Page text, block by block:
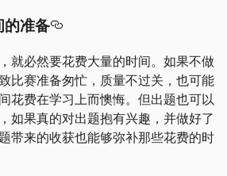
的准备
就必然要花费大量的时间。如果不做
比赛准备匆忙，质量不过关，也可能
花费在学习上而懊悔。但出题也可以
如果真的对出题抱有兴趣，并做好了
带来的收获也能够弥补那些花费的时